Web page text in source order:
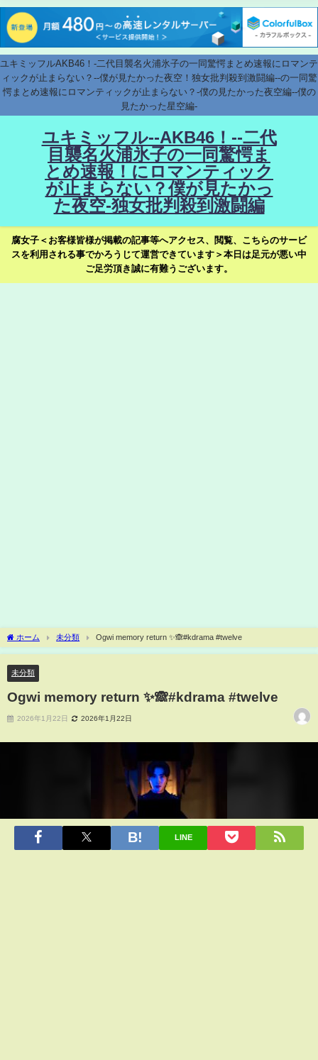
ユキミッフルAKB46！-二代目襲名火浦氷子の一同驚愕まとめ速報にロマンテ
ィックが止まらない？--僕が見たかった夜空！独女批判殺到激闘編--の一同驚
愕まとめ速報にロマンティックが止まらない？-僕の見たかった夜空編--僕の
見たかった星空編-
ユキミッフル--AKB46！--二代
目襲名火浦氷子の一同驚愕ま
とめ速報！にロマンティック
が止まらない？僕が見たかっ
た夜空-独女批判殺到激闘編
腐女子＜お客様皆様が掲載の記事等へアクセス、閲覧、こちらのサービ
スを利用される事でかろうじて運営できています＞本日は足元が悪い中
ご足労頂き誠に有難うございます。
ホーム 未分類 Ogwi memory return ✨🙈#kdrama #twelve
未分類
Ogwi memory return ✨🙈#kdrama #twelve
2026年1月22日 2026年1月22日
LINE